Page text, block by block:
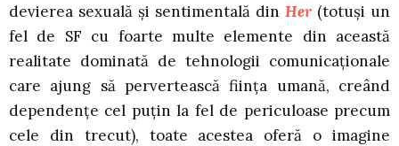
devierea sexuală şi sentimentală din Her (totuşi un
fel de SF cu foarte multe elemente din această
realitate dominată de tehnologii comunicaţionale
care ajung să pervertească fiinţa umană, creând
dependenţe cel puţin la fel de periculoase precum
cele din trecut), toate acestea oferă o imagine